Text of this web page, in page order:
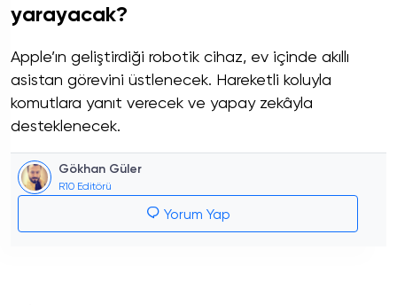
yarayacak?
Apple’ın geliştirdiği robotik cihaz, ev içinde akıllı
asistan görevini üstlenecek. Hareketli koluyla
komutlara yanıt verecek ve yapay zekâyla
desteklenecek.
Gökhan Güler
R10 Editörü
Yorum Yap